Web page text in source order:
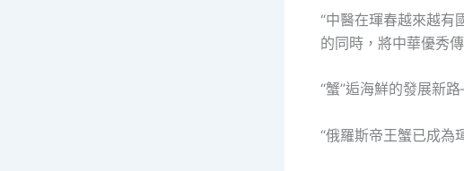
“中醫在琿春越來越有
的同時，將中華優秀
“蟹”逅海鮮的發展新
“俄羅斯帝王蟹已成為